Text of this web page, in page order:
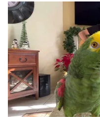
ವಿದಾಯದೊಂದಿಗೆ